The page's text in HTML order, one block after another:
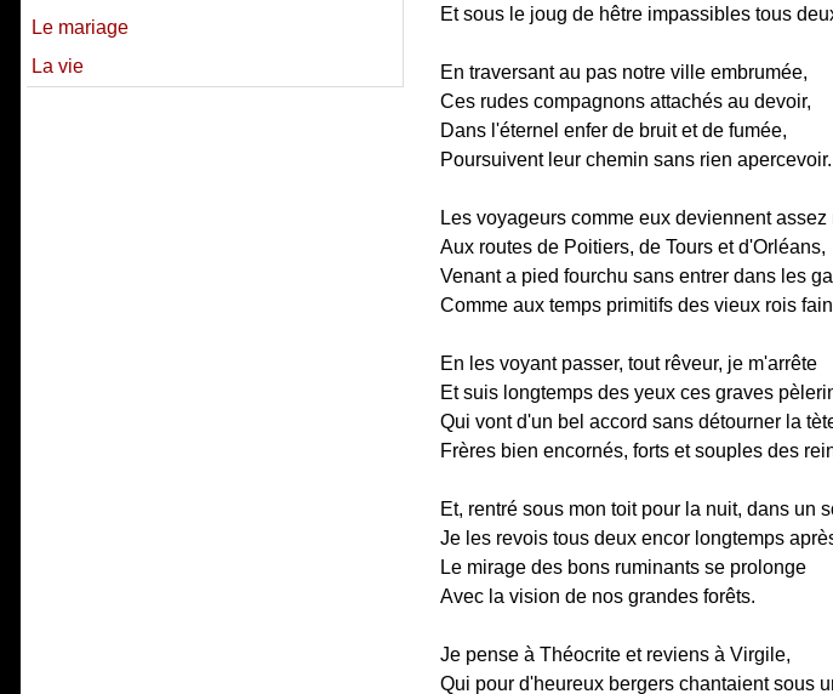
Et sous le joug de hêtre impassibles tous
En traversant au pas notre ville embrumée,
Ces rudes compagnons attachés au devoir,
Dans l'éternel enfer de bruit et de fumée,
Poursuivent leur chemin sans rien apercevoir.
Les voyageurs comme eux deviennent assez
Aux routes de Poitiers, de Tours et d'Orléans,
Venant a pied fourchu sans entrer dans les
Comme aux temps primitifs des vieux rois
En les voyant passer, tout rêveur, je m'arrête
Et suis longtemps des yeux ces graves
Qui vont d'un bel accord sans détourner la
Frères bien encornés, forts et souples des
Et, rentré sous mon toit pour la nuit, dans un
Je les revois tous deux encor longtemps
Le mirage des bons ruminants se prolonge
Avec la vision de nos grandes forêts.
Je pense à Théocrite et reviens à Virgile,
Qui pour d'heureux bergers chantaient sous
Le mariage
La vie